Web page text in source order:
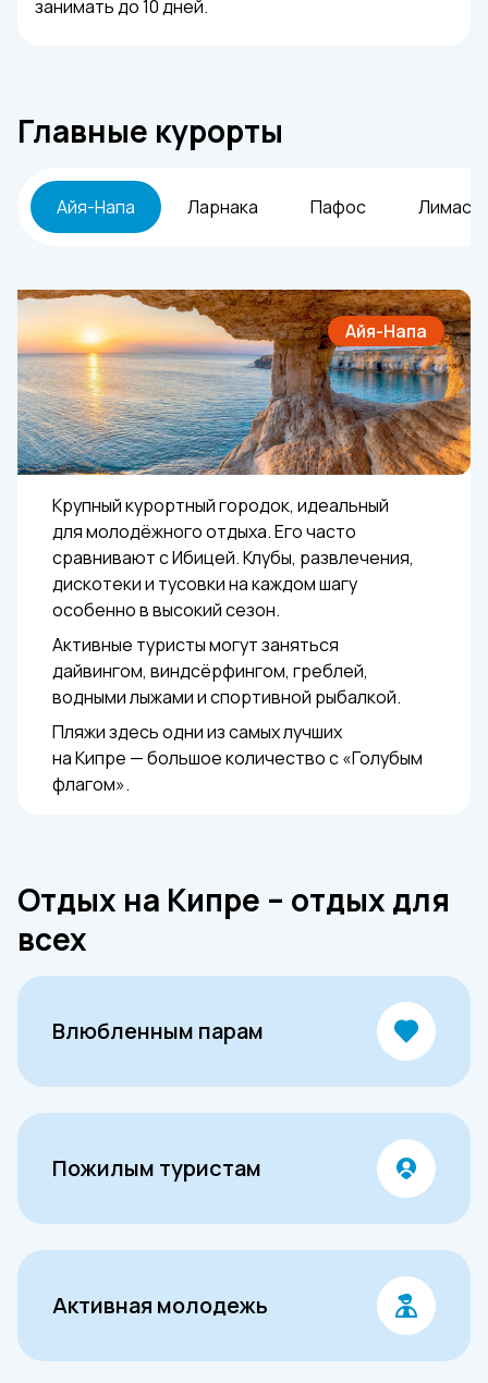
занимать до 10 дней.
Главные курорты
Айя-Напа Ларнака Пафос
Крупный курортный городок, идеальный
для молодёжного отдыха. Его часто
сравнивают с Ибицей. Клубы, развлечения,
дискотеки и тусовки на каждом шагу
особенно в высокий сезон.
Активные туристы могут заняться
дайвингом, виндсёрфингом, греблей,
водными лыжами и спортивной рыбалкой.
Пляжи здесь одни из самых лучших
на Кипре — большое количество с «Голубым
флагом».
Айя-Напа
Отдых на Кипре – отдых для
всех
Влюбленным парам
Пожилым туристам
Активная молодежь